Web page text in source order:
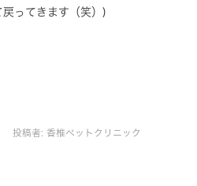
ってきます（笑）)
投稿者: 香椎ペットクリニック